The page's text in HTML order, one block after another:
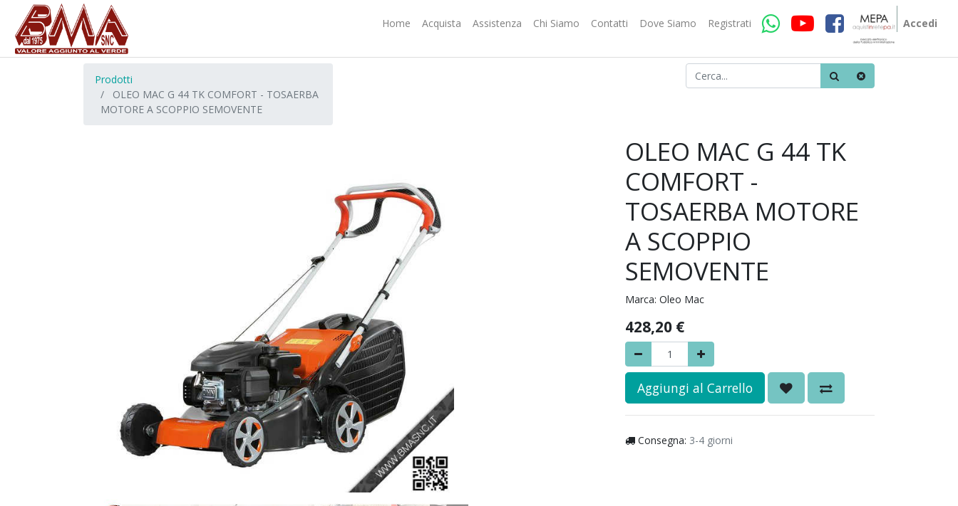
Home Acquista Assistenza Chi Siamo Contatti Dove Siamo Registrati Accedi
Prodotti
OLEO MAC G 44 TK COMFORT - TOSAERBA
MOTORE A SCOPPIO SEMOVENTE
OLEO MAC G 44 TK
COMFORT -
TOSAERBA MOTORE
A SCOPPIO
SEMOVENTE
Marca: Oleo Mac
428,20 €
Aggiungi al Carrello
Consegna: 3-4 giorni